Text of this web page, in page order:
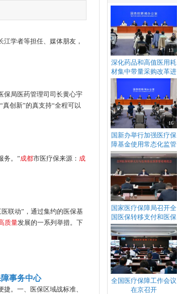
13
深化药品和高值医用耗
材集中带量采购改革进
展国务院政策例行吹风
会
16
国新办举行加强医疗保
障基金使用常态化监管
国务院政策例行吹风会
国家医疗保障局召开全
国医保转移支付和医保
基金预算管理调度会
2
全国医疗保障工作会议
在京召开
学者等担任、媒体朋友，
保局医药管理司司长黄心宇
创新”的真支持“全程可以
务。”成都市医疗保来源： 成
联动”，通过集约的医保基
质量发展的一系列举措。下
事务中心
捷。一、医保区域战标准、